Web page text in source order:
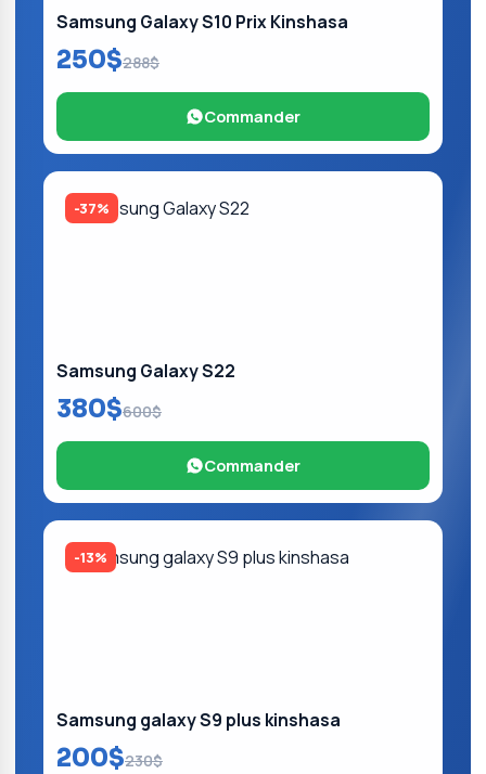
Samsung Galaxy S10 Prix Kinshasa
250$288$
Commander
-37%
Samsung Galaxy S22
380$600$
Commander
-13%
Samsung galaxy S9 plus kinshasa
200$230$